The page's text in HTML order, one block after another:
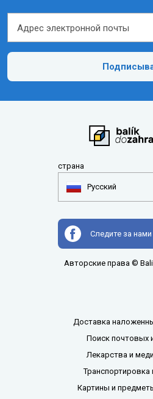
Адрес электронной почты
страна
Pусский
Следите за
Авторские права ©
Доставка
Поиск почтовых
Лекарства и
Транспортировка
Картины и